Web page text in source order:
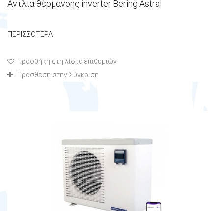
Αντλία θέρμανσης inverter Bering Astral
ΠΕΡΙΣΣΌΤΕΡΑ
Προσθήκη στη λίστα επιθυμιών
Πρόσθεση στην Σύγκριση